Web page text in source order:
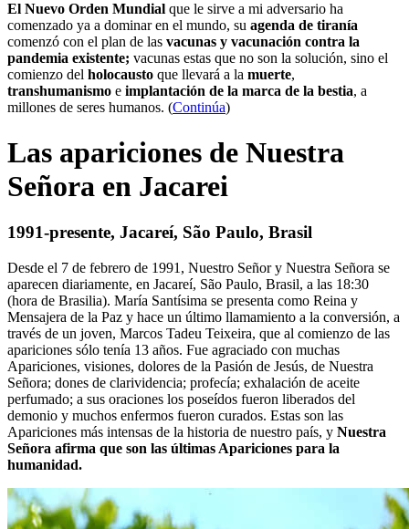
El Nuevo Orden Mundial que le sirve a mi adversario ha
comenzado ya a dominar en el mundo, su agenda de tiranía
comenzó con el plan de las vacunas y vacunación contra la
pandemia existente; vacunas estas que no son la solución, sino el
comienzo del holocausto que llevará a la muerte,
transhumanismo e implantación de la marca de la bestia, a
millones de seres humanos. (Continúa)
Las apariciones de Nuestra
Señora en Jacarei
1991-presente, Jacareí, São Paulo, Brasil
Desde el 7 de febrero de 1991, Nuestro Señor y Nuestra Señora se
aparecen diariamente, en Jacareí, São Paulo, Brasil, a las 18:30
(hora de Brasilia). María Santísima se presenta como Reina y
Mensajera de la Paz y hace un último llamamiento a la conversión, a
través de un joven, Marcos Tadeu Teixeira, que al comienzo de las
apariciones sólo tenía 13 años. Fue agraciado con muchas
Apariciones, visiones, dolores de la Pasión de Jesús, de Nuestra
Señora; dones de clarividencia; profecía; exhalación de aceite
perfumado; a sus oraciones los poseídos fueron liberados del
demonio y muchos enfermos fueron curados. Estas son las
Apariciones más intensas de la historia de nuestro país, y Nuestra
Señora afirma que son las últimas Apariciones para la
humanidad.